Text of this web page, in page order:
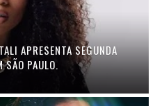
APRESENTA SEGUNDA
SÃO PAULO.